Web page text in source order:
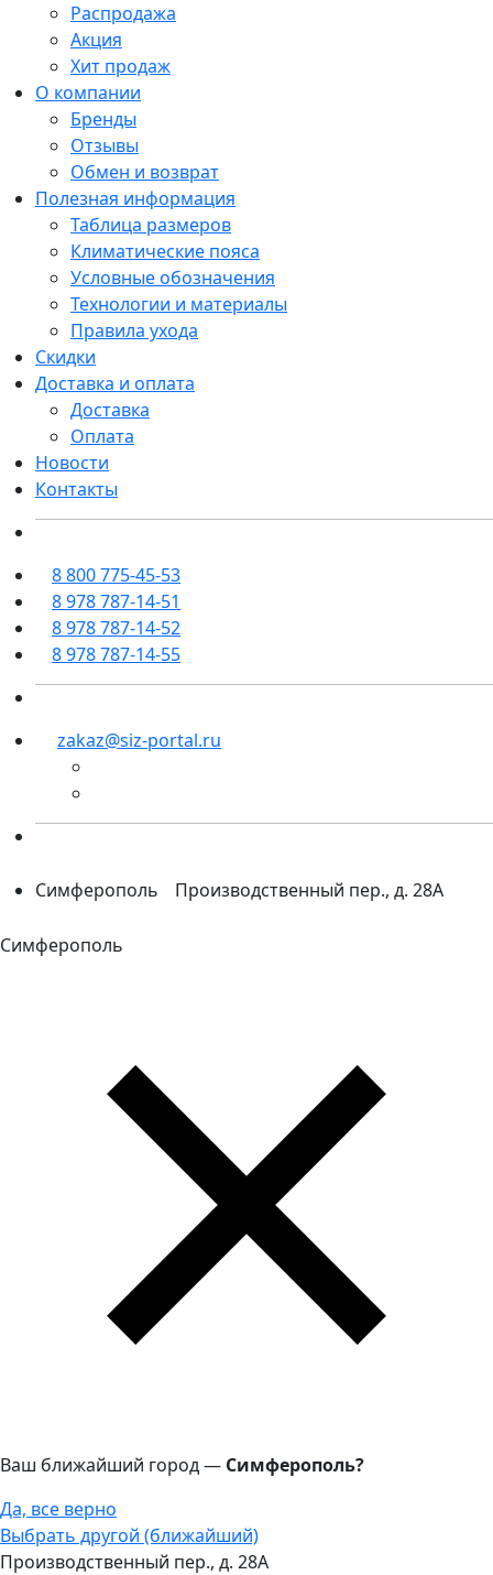
Распродажа
Акция
Хит продаж
О компании
Бренды
Отзывы
Обмен и возврат
Полезная информация
Таблица размеров
Климатические пояса
Условные обозначения
Технологии и материалы
Правила ухода
Скидки
Доставка и оплата
Доставка
Оплата
Новости
Контакты
8 800 775-45-53
8 978 787-14-51
8 978 787-14-52
8 978 787-14-55
zakaz@siz-portal.ru
Симферополь Производственный пер., д. 28А
Симферополь
Ваш ближайший город — Симферополь?
Да, все верно
Выбрать другой (ближайший)
Производственный пер., д. 28А